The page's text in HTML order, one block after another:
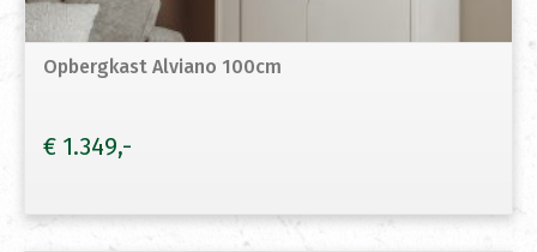
Opbergkast Alviano 100cm
€ 1.349